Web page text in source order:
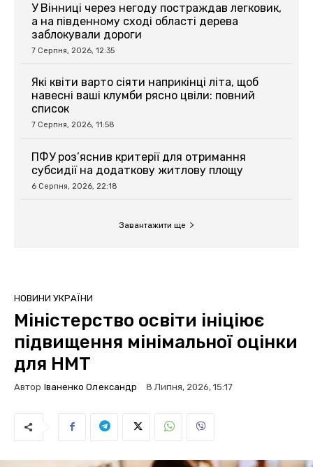
У Вінниці через негоду постраждав легковик,
а на південному сході області дерева
заблокували дороги
7 Серпня, 2026, 12:35
Які квіти варто сіяти наприкінці літа, щоб
навесні ваші клумби рясно цвіли: повний
список
7 Серпня, 2026, 11:58
ПФУ роз’яснив критерії для отримання
субсидії на додаткову житлову площу
6 Серпня, 2026, 22:18
Завантажити ще